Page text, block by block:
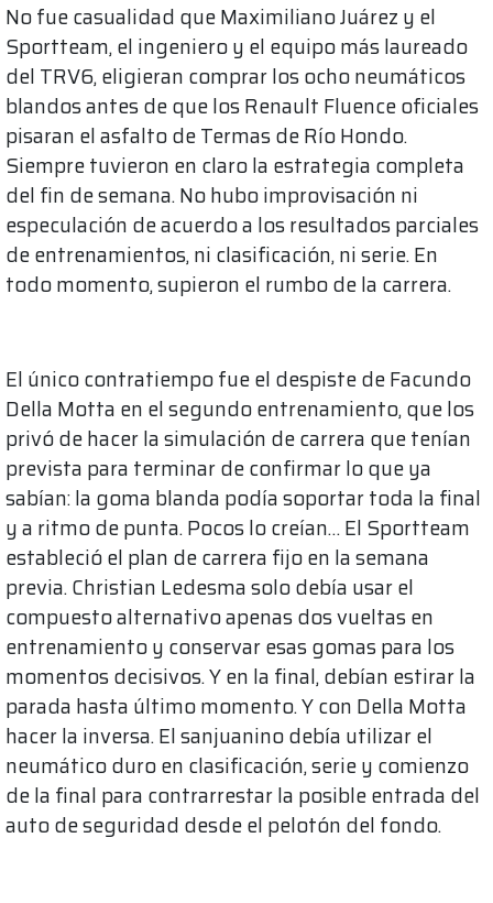
No fue casualidad que Maximiliano Juárez y el
Sportteam, el ingeniero y el equipo más laureado
del TRV6, eligieran comprar los ocho neumáticos
blandos antes de que los Renault Fluence oficiales
pisaran el asfalto de Termas de Río Hondo.
Siempre tuvieron en claro la estrategia completa
del fin de semana. No hubo improvisación ni
especulación de acuerdo a los resultados parciales
de entrenamientos, ni clasificación, ni serie. En
todo momento, supieron el rumbo de la carrera.
El único contratiempo fue el despiste de Facundo
Della Motta en el segundo entrenamiento, que los
privó de hacer la simulación de carrera que tenían
prevista para terminar de confirmar lo que ya
sabían: la goma blanda podía soportar toda la final
y a ritmo de punta. Pocos lo creían… El Sportteam
estableció el plan de carrera fijo en la semana
previa. Christian Ledesma solo debía usar el
compuesto alternativo apenas dos vueltas en
entrenamiento y conservar esas gomas para los
momentos decisivos. Y en la final, debían estirar la
parada hasta último momento. Y con Della Motta
hacer la inversa. El sanjuanino debía utilizar el
neumático duro en clasificación, serie y comienzo
de la final para contrarrestar la posible entrada del
auto de seguridad desde el pelotón del fondo.